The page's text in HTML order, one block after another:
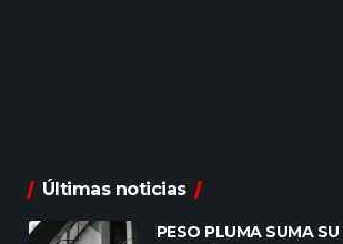
Últimas noticias
PESO PLUMA SUMA